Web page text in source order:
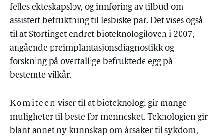
felles ekteskapslov, og innføring av tilbud om
assistert befruktning til lesbiske par. Det vises også
til at Stortinget endret bioteknologiloven i 2007,
angående preimplantasjonsdiagnostikk og
forskning på overtallige befruktede egg på
bestemte vilkår.
Komiteen viser til at bioteknologi gir mange
muligheter til beste for mennesket. Teknologien gir
blant annet ny kunnskap om årsaker til sykdom,